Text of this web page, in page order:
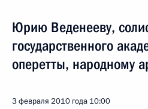
Юрию Веденееву,
государственного
оперетты, народному
3 февраля 2010 года 10:00